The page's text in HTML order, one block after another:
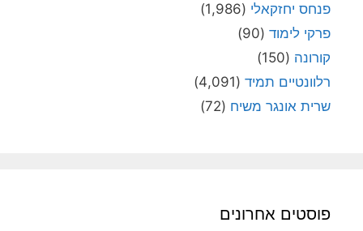
פנחס יחזקאלי (1,986)
פרקי לימוד (90)
קורונה (150)
רלוונטיים תמיד (4,091)
שרית אונגר משיח (72)
פוסטים אחרונים